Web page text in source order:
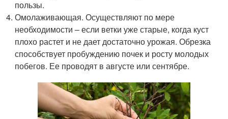
пользы.
Омолаживающая. Осуществляют по мере
необходимости – если ветки уже старые, когда куст
плохо растет и не дает достаточно урожая. Обрезка
способствует пробуждению почек и росту молодых
побегов. Ее проводят в августе или сентябре.